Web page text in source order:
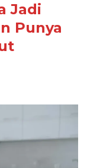
Jadi
Punya